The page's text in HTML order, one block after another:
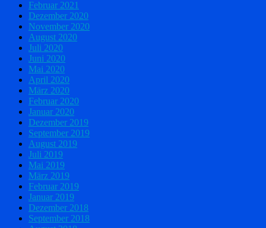
Februar 2021
Dezember 2020
November 2020
August 2020
Juli 2020
Juni 2020
Mai 2020
April 2020
März 2020
Februar 2020
Januar 2020
Dezember 2019
September 2019
August 2019
Juli 2019
Mai 2019
März 2019
Februar 2019
Januar 2019
Dezember 2018
September 2018